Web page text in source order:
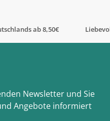
ab 8,50€
Newsletter und Sie
Angebote informiert